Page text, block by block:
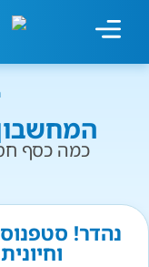
כמה כסף
נהדר!